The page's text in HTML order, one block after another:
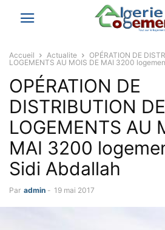
Accueil Actualite
OPÉRATION DE
LOGEMENTS AU MOIS DE MAI 3200
OPÉRATION DE
DISTRIBUTION
LOGEMENTS AU
MAI 3200
Sidi Abdallah
Par admin - 19 mai 2017